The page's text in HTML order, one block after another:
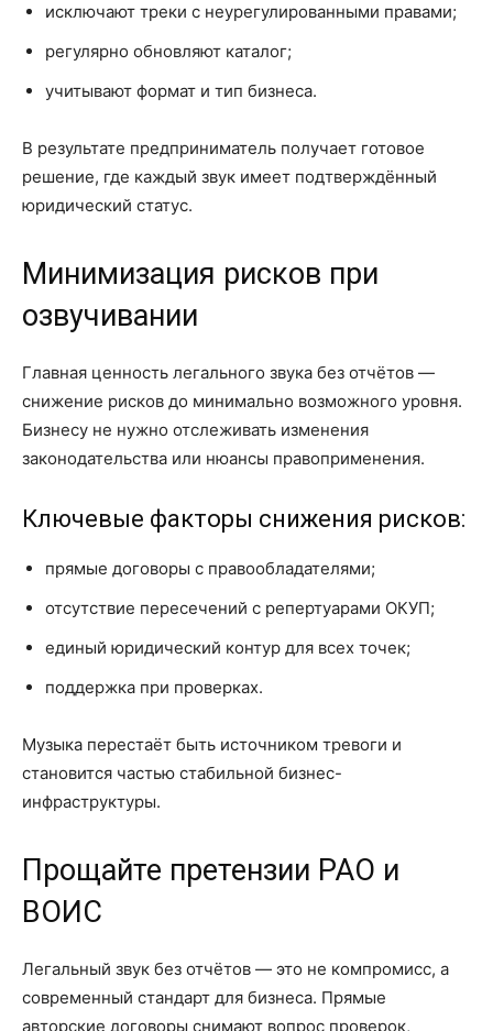
исключают треки с неурегулированными правами;
регулярно обновляют каталог;
учитывают формат и тип бизнеса.
В результате предприниматель получает готовое
решение, где каждый звук имеет подтверждённый
юридический статус.
Минимизация рисков при
озвучивании
Главная ценность легального звука без отчётов —
снижение рисков до минимально возможного уровня.
Бизнесу не нужно отслеживать изменения
законодательства или нюансы правоприменения.
Ключевые факторы снижения рисков:
прямые договоры с правообладателями;
отсутствие пересечений с репертуарами ОКУП;
единый юридический контур для всех точек;
поддержка при проверках.
Музыка перестаёт быть источником тревоги и
становится частью стабильной бизнес-
инфраструктуры.
Прощайте претензии РАО и
ВОИС
Легальный звук без отчётов — это не компромисс, а
современный стандарт для бизнеса. Прямые
авторские договоры снимают вопрос проверок,